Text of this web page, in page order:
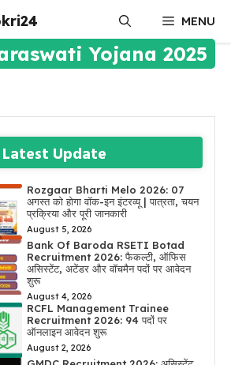
MENU
Yojana 2025
Latest Update
Rozgaar Bharti Melo 2026: 07
अगस्त को होगा वॉक-इन इंटरव्यू | पात्रता, चयन
प्रक्रिया और पूरी जानकारी
August 5, 2026
Bank Of Baroda RSETI Botad
Recruitment 2026: फैकल्टी, ऑफिस
असिस्टेंट, अटेंडर और वॉचमैन पदों पर आवेदन
शुरू
August 4, 2026
RCFL Management Trainee
Recruitment 2026: 94 पदों पर
ऑनलाइन आवेदन शुरू
August 2, 2026